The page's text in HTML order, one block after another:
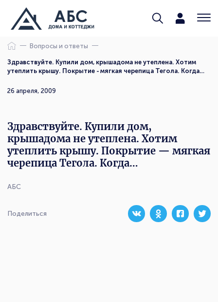
Вопросы и ответы
Здравствуйте. Купили дом, крышадома не утеплена. Хотим
утеплить крышу. Покрытие - мягкая черепица Тегола. Когда…
АБС
26 апреля, 2009
Здравствуйте. Купили дом,
крышадома не утеплена. Хотим
утеплить крышу. Покрытие — мягкая
черепица Тегола. Когда…
Поделиться